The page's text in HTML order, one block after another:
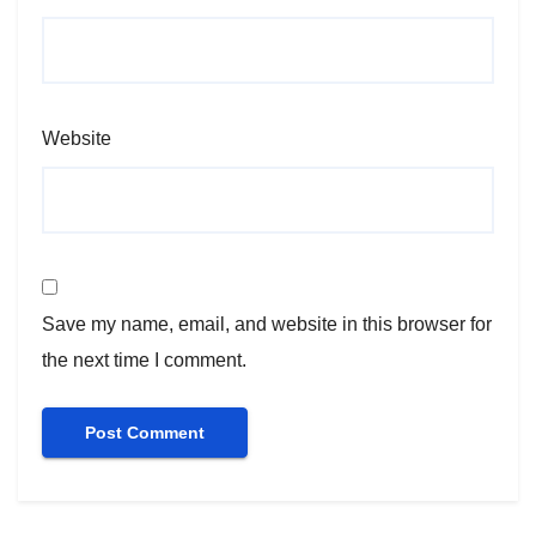
Website
Save my name, email, and website in this browser for
the next time I comment.